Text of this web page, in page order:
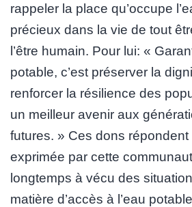
rappeler la place qu’occupe
précieux dans la vie de tout
l’être humain. Pour lui: «
potable, c’est préserver la
renforcer la résilience des
un meilleur avenir aux
futures. » Ces dons
exprimée par cette
longtemps à vécu des
matière d’accès à l’eau